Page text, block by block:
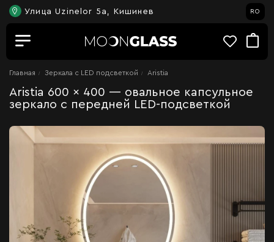
Улица Uzinelor 5a, Кишинев RO
Главная Зеркала c LED подсветкой Aristia
Aristia 600 x 400 — овальное капсульное
зеркало с передней LED-подсветкой